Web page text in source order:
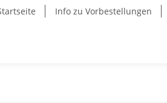
Info zu Vorbestellungen